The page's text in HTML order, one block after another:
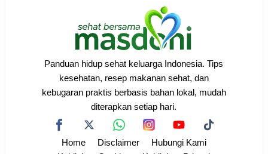
Panduan hidup sehat keluarga Indonesia. Tips
kesehatan, resep makanan sehat, dan
kebugaran praktis berbasis bahan lokal, mudah
diterapkan setiap hari.
Home Disclaimer
Hubungi Kami